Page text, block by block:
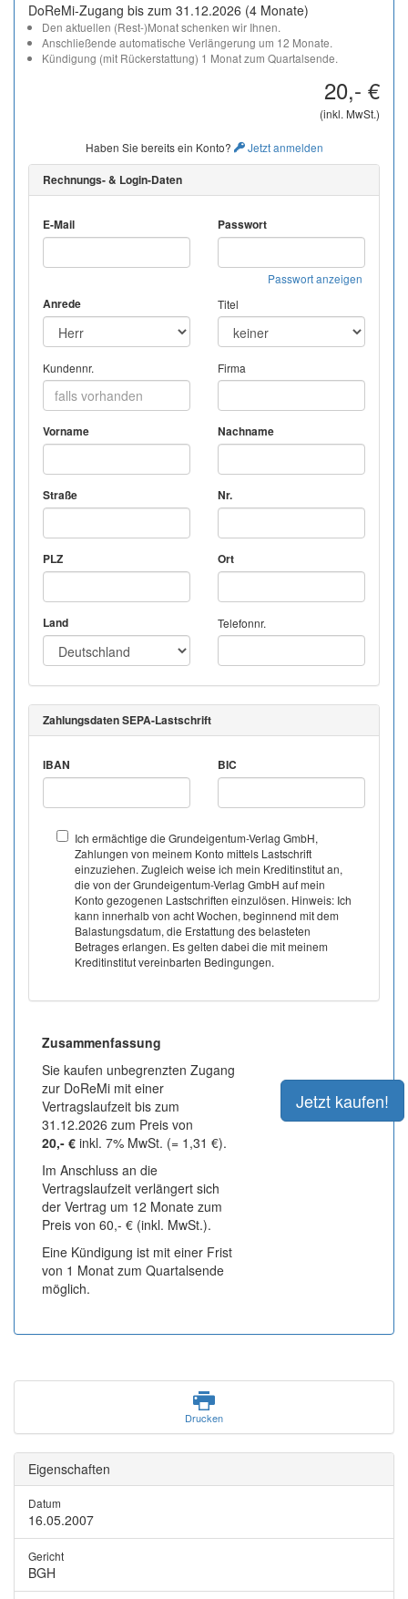
DoReMi-Zugang bis zum 31.12.2026 (4 Monate)
Den aktuellen (Rest-)Monat schenken wir Ihnen.
Anschließende automatische Verlängerung um 12 Monate.
Kündigung (mit Rückerstattung) 1 Monat zum Quartalsende.
20,- €
(inkl. MwSt.)
Haben Sie bereits ein Konto? Jetzt anmelden
Rechnungs- & Login-Daten
E-Mail Passwort
Passwort anzeigen
Anrede Titel
Kundennr. Firma
Vorname Nachname
Straße Nr.
PLZ Ort
Land Telefonnr.
Zahlungsdaten SEPA-Lastschrift
IBAN BIC
Ich ermächtige die Grundeigentum-Verlag GmbH,
Zahlungen von meinem Konto mittels Lastschrift
einzuziehen. Zugleich weise ich mein Kreditinstitut an,
die von der Grundeigentum-Verlag GmbH auf mein
Konto gezogenen Lastschriften einzulösen. Hinweis: Ich
kann innerhalb von acht Wochen, beginnend mit dem
Balastungsdatum, die Erstattung des belasteten
Betrages erlangen. Es gelten dabei die mit meinem
Kreditinstitut vereinbarten Bedingungen.
Zusammenfassung
Sie kaufen unbegrenzten Zugang
zur DoReMi mit einer
Vertragslaufzeit bis zum
31.12.2026 zum Preis von
20,- € inkl. 7% MwSt. (= 1,31 €).
Im Anschluss an die
Vertragslaufzeit verlängert sich
der Vertrag um 12 Monate zum
Preis von 60,- € (inkl. MwSt.).
Eine Kündigung ist mit einer Frist
von 1 Monat zum Quartalsende
möglich.
Drucken
Eigenschaften
Datum
16.05.2007
Gericht
BGH